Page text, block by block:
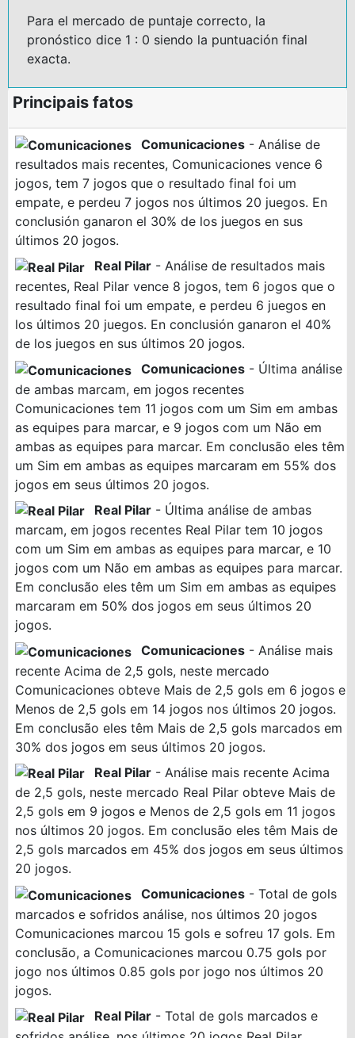
Para el mercado de puntaje correcto, la
pronóstico dice 1 : 0 siendo la puntuación final
exacta.
Principais fatos
Comunicaciones - Análise de
resultados mais recentes, Comunicaciones vence 6
jogos, tem 7 jogos que o resultado final foi um
empate, e perdeu 7 jogos nos últimos 20 juegos. En
conclusión ganaron el 30% de los juegos en sus
últimos 20 jogos.
Real Pilar - Análise de resultados mais
recentes, Real Pilar vence 8 jogos, tem 6 jogos que o
resultado final foi um empate, e perdeu 6 juegos en
los últimos 20 juegos. En conclusión ganaron el 40%
de los juegos en sus últimos 20 jogos.
Comunicaciones - Última análise
de ambas marcam, em jogos recentes
Comunicaciones tem 11 jogos com um Sim em ambas
as equipes para marcar, e 9 jogos com um Não em
ambas as equipes para marcar. Em conclusão eles têm
um Sim em ambas as equipes marcaram em 55% dos
jogos em seus últimos 20 jogos.
Real Pilar - Última análise de ambas
marcam, em jogos recentes Real Pilar tem 10 jogos
com um Sim em ambas as equipes para marcar, e 10
jogos com um Não em ambas as equipes para marcar.
Em conclusão eles têm um Sim em ambas as equipes
marcaram em 50% dos jogos em seus últimos 20
jogos.
Comunicaciones - Análise mais
recente Acima de 2,5 gols, neste mercado
Comunicaciones obteve Mais de 2,5 gols em 6 jogos e
Menos de 2,5 gols em 14 jogos nos últimos 20 jogos.
Em conclusão eles têm Mais de 2,5 gols marcados em
30% dos jogos em seus últimos 20 jogos.
Real Pilar - Análise mais recente Acima
de 2,5 gols, neste mercado Real Pilar obteve Mais de
2,5 gols em 9 jogos e Menos de 2,5 gols em 11 jogos
nos últimos 20 jogos. Em conclusão eles têm Mais de
2,5 gols marcados em 45% dos jogos em seus últimos
20 jogos.
Comunicaciones - Total de gols
marcados e sofridos análise, nos últimos 20 jogos
Comunicaciones marcou 15 gols e sofreu 17 gols. Em
conclusão, a Comunicaciones marcou 0.75 gols por
jogo nos últimos 0.85 gols por jogo nos últimos 20
jogos.
Real Pilar - Total de gols marcados e